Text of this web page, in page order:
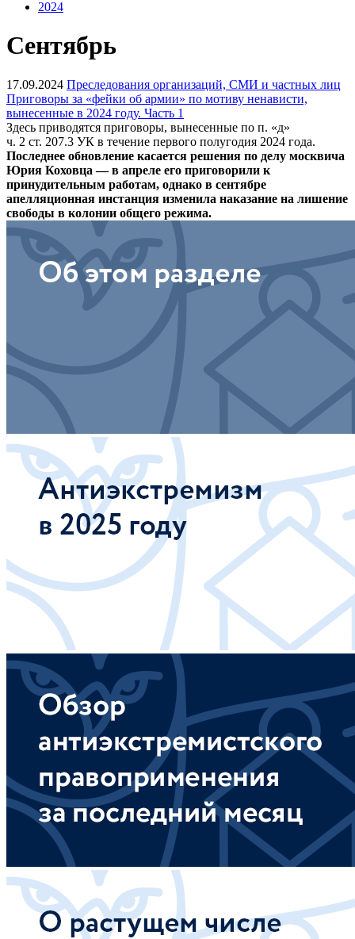
2024
Сентябрь
17.09.2024 Преследования организаций, СМИ и частных лиц
Приговоры за «фейки об армии» по мотиву ненависти,
вынесенные в 2024 году. Часть 1
Здесь приводятся приговоры, вынесенные по п. «д»
ч. 2 ст. 207.3 УК в течение первого полугодия 2024 года.
Последнее обновление касается решения по делу москвича
Юрия Коховца — в апреле его приговорили к
принудительным работам, однако в сентябре
апелляционная инстанция изменила наказание на лишение
свободы в колонии общего режима.